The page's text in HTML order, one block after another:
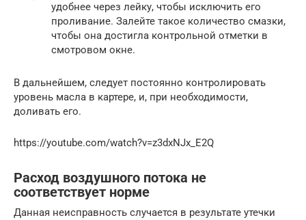
удобнее через лейку, чтобы исключить его
проливание. Залейте такое количество смазки,
чтобы она достигла контрольной отметки в
смотровом окне.
В дальнейшем, следует постоянно контролировать
уровень масла в картере, и, при необходимости,
доливать его.
https://youtube.com/watch?v=z3dxNJx_E2Q
Расход воздушного потока не
соответствует норме
Данная неисправность случается в результате утечки